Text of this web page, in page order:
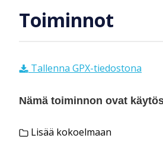
Toiminnot
Tallenna GPX-tiedostona
Nämä toiminnon ovat
Lisää kokoelmaan